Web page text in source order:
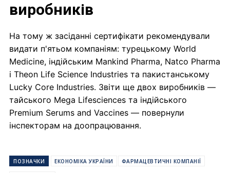
виробників
На тому ж засіданні сертифікати рекомендували
видати п'ятьом компаніям: турецькому World
Medicine, індійським Mankind Pharma, Natco Pharma
і Theon Life Science Industries та пакистанському
Lucky Core Industries. Звіти ще двох виробників —
тайського Mega Lifesciences та індійського
Premium Serums and Vaccines — повернули
інспекторам на доопрацювання.
ПОЗНАЧКИ ЕКОНОМІКА УКРАЇНИ ФАРМАЦЕВТИЧНІ КОМПАНІЇ